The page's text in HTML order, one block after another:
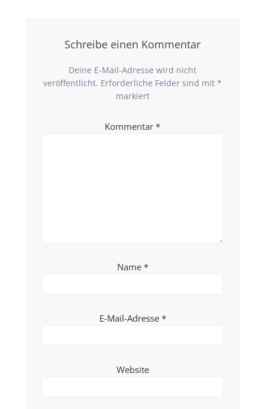
Schreibe einen Kommentar
Deine E-Mail-Adresse wird nicht
veröffentlicht. Erforderliche Felder sind mit *
markiert
Kommentar *
Name *
E-Mail-Adresse *
Website